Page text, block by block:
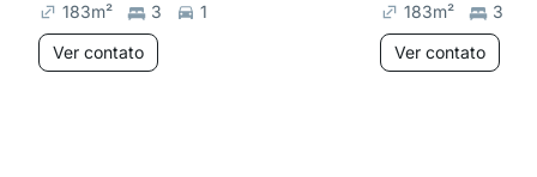
183m² 3
1
Ver contato
183m²
3
Ver contato